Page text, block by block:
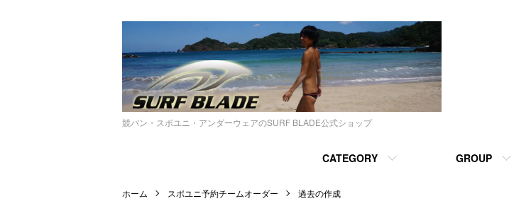
競パン・スポユニ・アンダーウェアのSURF BLADE公式ショップ
CATEGORY GROUP
ホーム スポユニ予約チームオーダー 過去の作成